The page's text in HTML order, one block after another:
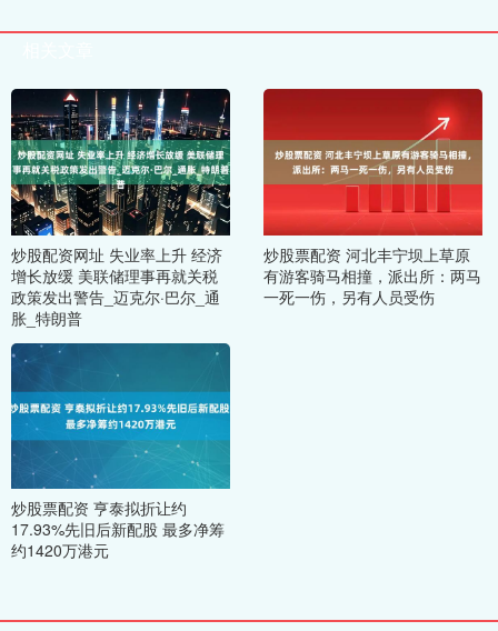
炒股配资网址 失业率上升 经济
增长放缓 美联储理事再就关税
政策发出警告_迈克尔·巴尔_通
胀_特朗普
炒股票配资 河北丰宁坝上草原
有游客骑马相撞，派出所：两马
一死一伤，另有人员受伤
炒股票配资 亨泰拟折让约
17.93%先旧后新配股 最多净筹
约1420万港元